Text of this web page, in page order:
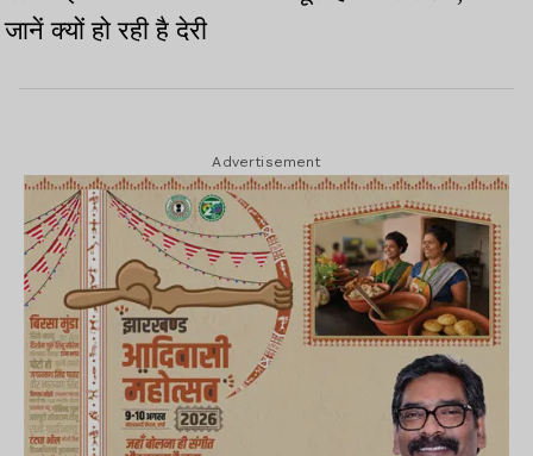
जानें क्यों हो रही है देरी
Advertisement